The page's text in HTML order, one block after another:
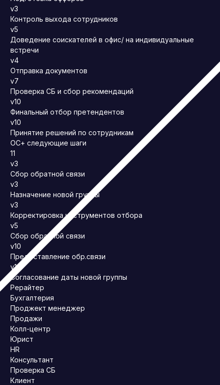
v3
Контроль выхода сотрудников
v5
Доведение соискателей в офис/ на индивидуальные
встречи
v4
Отправка документов
v7
Проверка СБ и сбор рекомендаций
v10
Финальный отбор претендентов
v10
Принятие решений по сотрудникам
ОС+ следующие шаги
11
v3
Сбор обратной связи
v3
Назначение новой группы
v3
Корректировка инструментов отбора
v5
Сбор обратной связи
v10
Предоставление обр.связи
v10
Согласование даты новой группы
Рерайтер
Бухгалтерия
Проджект менеджер
Продажи
Колл-центр
Юрист
HR
Консультант
Проверка СБ
Клиент